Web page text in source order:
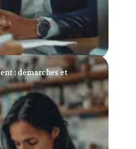
: démarches et